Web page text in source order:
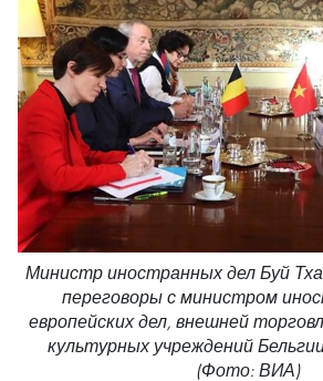
Министр иностранных дел Буй
переговоры с министром
европейских дел, внешней
культурных учреждений
(Фото: ВИА)